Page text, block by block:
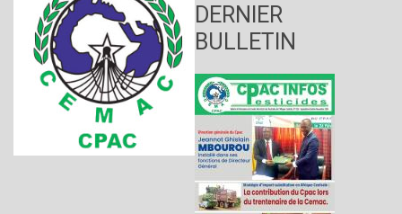
DERNIER
BULLETIN